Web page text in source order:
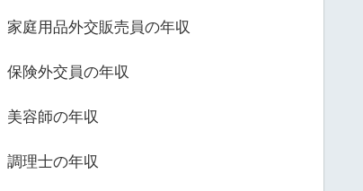
家庭用品外交販売員の年収
保険外交員の年収
美容師の年収
調理士の年収